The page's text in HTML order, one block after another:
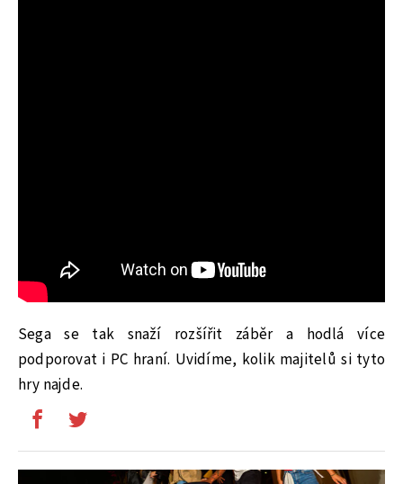
Sega se tak snaží rozšířit záběr a hodlá více
podporovat i PC hraní. Uvidíme, kolik majitelů si tyto
hry najde.